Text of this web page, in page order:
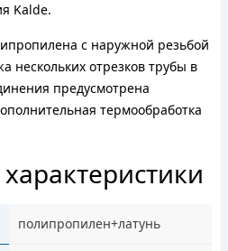
Kalde.
с наружной резьбой
нескольких отрезков трубы в
предусмотрена
термообработка
полипропилен+латунь